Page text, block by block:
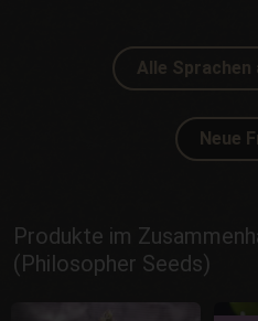
Alle Sprachen
Neue
Produkte im
(Philosopher Seeds)